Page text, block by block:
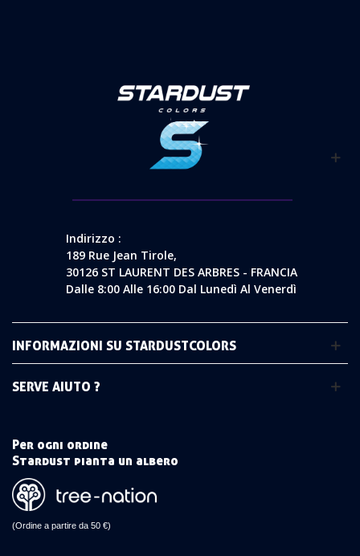
Indirizzo :
189 Rue Jean Tirole,
30126 ST LAURENT DES ARBRES - FRANCIA
Dalle 8:00 Alle 16:00 Dal Lunedì Al Venerdì
INFORMAZIONI SU STARDUSTCOLORS
SERVE AIUTO ?
Per ogni ordine
Stardust pianta un albero
(Ordine a partire da 50 €)